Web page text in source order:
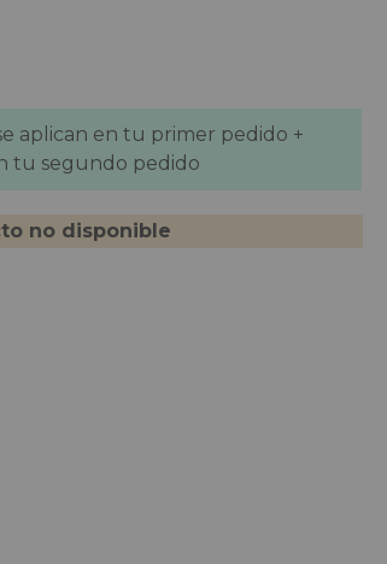
aplican en tu primer pedido +
tu segundo pedido
no disponible